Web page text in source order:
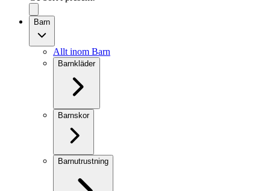
Barn
Allt inom Barn
Barnkläder
Barnskor
Barnutrustning